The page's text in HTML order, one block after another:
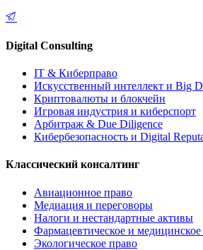
Digital Consulting
IT & Киберправо
Искусственный интеллект и Big
Криптовалюты и блокчейн
Игровая индустрия и киберспорт
Арбитраж & Due Diligence
Кибербезопасность и Digital
Классический консалтинг
Авиационное право
Медиация и переговоры
Налоги и нестандартные активы
Фармацевтическое и медицинское
Экологическое право